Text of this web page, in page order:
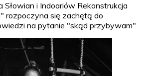
Słowian i Indoariów Rekonstrukcja
rozpoczyna się zachętą do
na pytanie "skąd przybywam"